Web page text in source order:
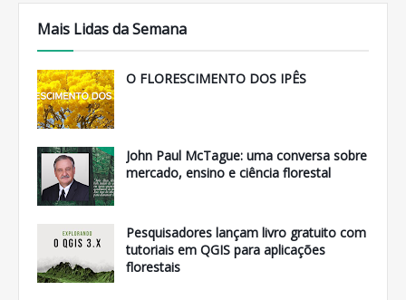
Mais Lidas da Semana
O FLORESCIMENTO DOS IPÊS
John Paul McTague: uma conversa sobre
mercado, ensino e ciência florestal
Pesquisadores lançam livro gratuito com
tutoriais em QGIS para aplicações
florestais